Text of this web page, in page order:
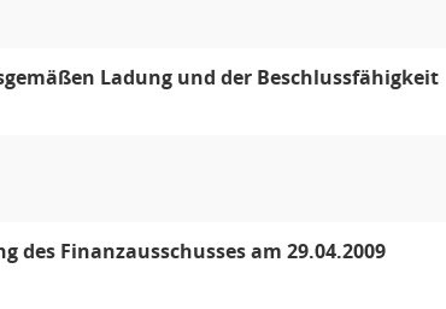
Ladung und der Beschlussfähigkeit
des Finanzausschusses am 29.04.2009